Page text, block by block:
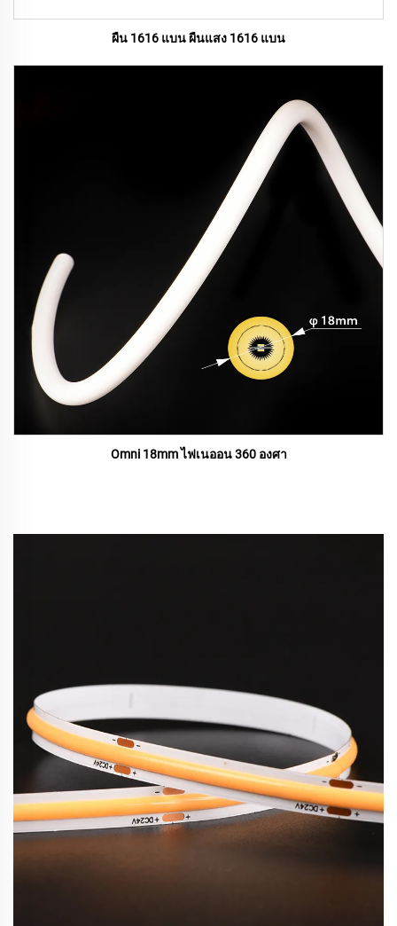
ผืน 1616 แบน ผืนแสง 1616 แบน
Omni 18mm ไฟเนออน 360 องศา